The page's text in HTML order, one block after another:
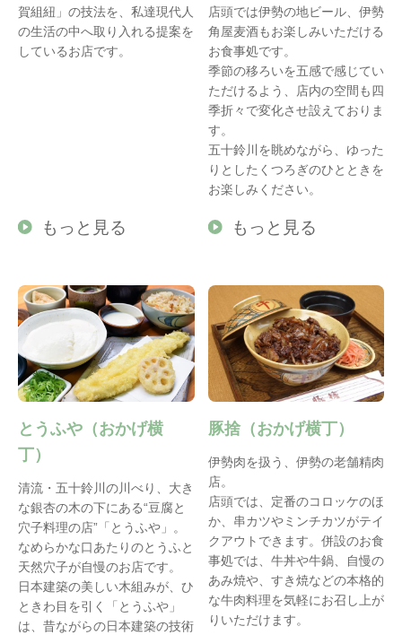
賀組紐」の技法を、私達現代人
の生活の中へ取り入れる提案を
しているお店です。
もっと見る
店頭では伊勢の地ビール、伊勢
角屋麦酒もお楽しみいただける
お食事処です。
季節の移ろいを五感で感じてい
ただけるよう、店内の空間も四
季折々で変化させ設えておりま
す。
五十鈴川を眺めながら、ゆった
りとしたくつろぎのひとときを
お楽しみください。
もっと見る
とうふや（おかげ横
丁）
清流・五十鈴川の川べり、大き
な銀杏の木の下にある“豆腐と
穴子料理の店”「とうふや」。
なめらかな口あたりのとうふと
天然穴子が自慢のお店です。
日本建築の美しい木組みが、ひ
ときわ目を引く「とうふや」
は、昔ながらの日本建築の技術
豚捨（おかげ横丁）
伊勢肉を扱う、伊勢の老舗精肉
店。
店頭では、定番のコロッケのほ
か、串カツやミンチカツがテイ
クアウトできます。併設のお食
事処では、牛丼や牛鍋、自慢の
あみ焼や、すき焼などの本格的
な牛肉料理を気軽にお召し上が
りいただけます。